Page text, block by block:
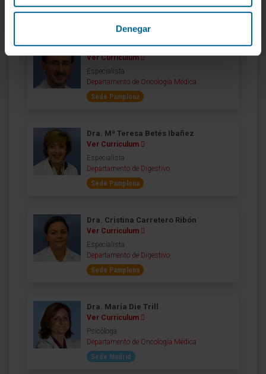
Denegar
Sede Madrid
Dr. José Manuel Aramendía Beitia
Ver Curriculum
Especialista
Departamento de Oncología Médica
Sede Pamplona
Dra. Mª Teresa Betés Ibañez
Ver Curriculum
Especialista
Departamento de Digestivo
Sede Pamplona
Dra. Cristina Carretero Ribón
Ver Curriculum
Especialista
Departamento de Digestivo
Sede Pamplona
Dra. María Die Trill
Ver Curriculum
Psicóloga
Departamento de Oncología Médica
Sede Madrid